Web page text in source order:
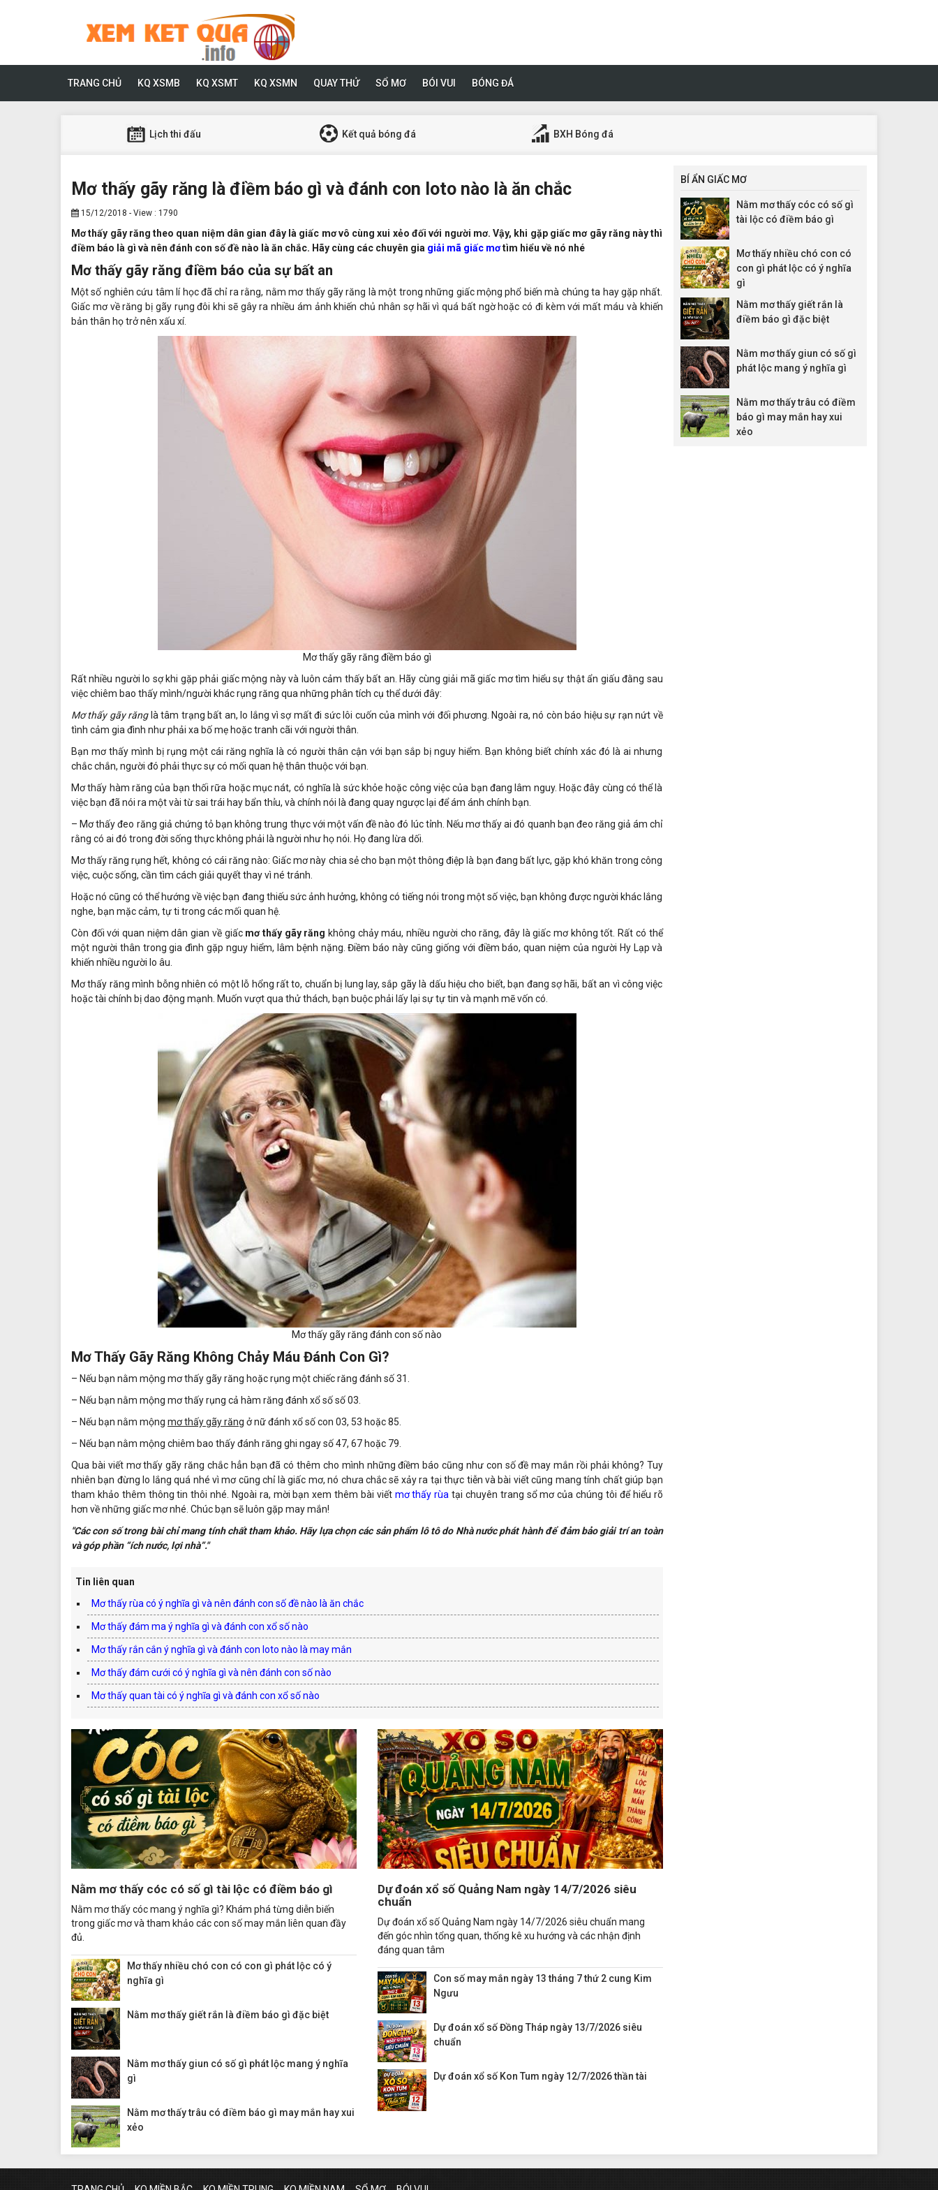
TRANG CHỦ KQ XSMB KQ XSMT KQ XSMN QUAY THỬ SỔ MƠ BÓI VUI BÓNG ĐÁ
Lịch thi đấu Kết quả bóng đá BXH Bóng đá
Mơ thấy gãy răng là điềm báo gì và đánh con loto nào là ăn chắc
15/12/2018 - View : 1790
Mơ thấy gãy răng theo quan niệm dân gian đây là giấc mơ vô cùng xui xẻo đối với người mơ. Vậy, khi gặp giấc mơ gãy răng này thì
điềm báo là gì và nên đánh con số đề nào là ăn chắc. Hãy cùng các chuyên gia giải mã giấc mơtìm hiểu về nó nhé
Mơ thấy gãy răng điềm báo của sự bất an
Một số nghiên cứu tâm lí học đã chỉ ra rằng, nằm mơ thấy gãy răng là một trong những giấc mộng phổ biến mà chúng ta hay gặp nhất.
Giấc mơ về răng bị gãy rụng đôi khi sẽ gây ra nhiều ám ảnh khiến chủ nhân sợ hãi vì quá bất ngờ hoặc có đi kèm với mất máu và khiến
bản thân họ trở nên xấu xí.
Mơ thấy gãy răng điềm báo gì
Rất nhiều người lo sợ khi gặp phải giấc mộng này và luôn cảm thấy bất an. Hãy cùng giải mã giấc mơ tìm hiểu sự thật ẩn giấu đằng sau
việc chiêm bao thấy mình/người khác rụng răng qua những phân tích cụ thể dưới đây:
Mơ thấy gãy rănglà tâm trạng bất an, lo lắng vì sợ mất đi sức lôi cuốn của mình với đối phương. Ngoài ra, nó còn báo hiệu sự rạn nứt về
tình cảm gia đình như phải xa bố mẹ hoặc tranh cãi với người thân.
Bạn mơ thấy mình bị rụng một cái răng nghĩa là có người thân cận với bạn sắp bị nguy hiểm. Bạn không biết chính xác đó là ai nhưng
chắc chắn, người đó phải thực sự có mối quan hệ thân thuộc với bạn.
Mơ thấy hàm răng của bạn thối rữa hoặc mục nát, có nghĩa là sức khỏe hoặc công việc của bạn đang lâm nguy. Hoặc đây cùng có thể là
việc bạn đã nói ra một vài từ sai trái hay bẩn thỉu, và chính nói là đang quay ngược lại để ám ánh chính bạn.
– Mơ thấy đeo răng giả chứng tỏ bạn không trung thực với một vấn đề nào đó lúc tỉnh. Nếu mơ thấy ai đó quanh bạn đeo răng giả ám chỉ
rằng có ai đó trong đời sống thực không phải là người như họ nói. Họ đang lừa dối.
Mơ thấy răng rụng hết, không có cái răng nào: Giấc mơ này chia sẻ cho bạn một thông điệp là bạn đang bất lực, gặp khó khăn trong công
việc, cuộc sống, cần tìm cách giải quyết thay vì né tránh.
Hoặc nó cũng có thể hướng về việc bạn đang thiếu sức ảnh hưởng, không có tiếng nói trong một số việc, bạn không được người khác lắng
nghe, bạn mặc cảm, tự ti trong các mối quan hệ.
Còn đối với quan niệm dân gian về giấc mơ thấy gãy răng không chảy máu, nhiều người cho răng, đây là giấc mơ không tốt. Rất có thể
một người thân trong gia đình gặp nguy hiểm, lâm bệnh nặng. Điềm báo này cũng giống với điềm báo, quan niệm của người Hy Lạp và
khiến nhiều người lo âu.
Mơ thấy răng mình bỗng nhiên có một lỗ hổng rất to, chuẩn bị lung lay, sắp gãy là dấu hiệu cho biết, bạn đang sợ hãi, bất an vì công việc
hoặc tài chính bị dao động mạnh. Muốn vượt qua thử thách, bạn buộc phải lấy lại sự tự tin và mạnh mẽ vốn có.
Mơ thấy gãy răng đánh con số nào
Mơ Thấy Gãy Răng Không Chảy Máu Đánh Con Gì?
– Nếu bạn nằm mộng mơ thấy gãy răng hoặc rụng một chiếc răng đánh số 31.
– Nếu bạn nằm mộng mơ thấy rụng cả hàm răng đánh xổ số số 03.
– Nếu bạn nằm mộng mơ thấy gãy răng ở nữ đánh xổ số con 03, 53 hoặc 85.
– Nếu bạn nằm mộng chiêm bao thấy đánh răng ghi ngay số 47, 67 hoặc 79.
Qua bài viết mơ thấy gãy răng chắc hẳn bạn đã có thêm cho mình những điềm báo cũng như con số đề may mắn rồi phải không? Tuy
nhiên bạn đừng lo lắng quá nhé vì mơ cũng chỉ là giấc mơ, nó chưa chắc sẽ xảy ra tại thực tiễn và bài viết cũng mang tính chất giúp bạn
tham khảo thêm thông tin thôi nhé. Ngoài ra, mời bạn xem thêm bài viết mơ thấy rùa tại chuyên trang sổ mơ của chúng tôi để hiểu rõ
hơn về những giấc mơ nhé. Chúc bạn sẽ luôn gặp may mắn!
"Các con số trong bài chỉ mang tính chất tham khảo. Hãy lựa chọn các sản phẩm lô tô do Nhà nước phát hành để đảm bảo giải trí an toàn
và góp phần “ích nước, lợi nhà”."
Tin liên quan
Mơ thấy rùa có ý nghĩa gì và nên đánh con số đề nào là ăn chắc
Mơ thấy đám ma ý nghĩa gì và đánh con xổ số nào
Mơ thấy rắn cắn ý nghĩa gì và đánh con loto nào là may mắn
Mơ thấy đám cưới có ý nghĩa gì và nên đánh con số nào
Mơ thấy quan tài có ý nghĩa gì và đánh con xổ số nào
Nằm mơ thấy cóc có số gì tài lộc có điềm báo gì
Nằm mơ thấy cóc mang ý nghĩa gì? Khám phá từng diễn biến
trong giấc mơ và tham khảo các con số may mắn liên quan đầy
đủ.
Mơ thấy nhiều chó con có con gì phát lộc có ý
nghĩa gì
Nằm mơ thấy giết rắn là điềm báo gì đặc biệt
Nằm mơ thấy giun có số gì phát lộc mang ý nghĩa
gì
Nằm mơ thấy trâu có điềm báo gì may mắn hay xui
xẻo
Dự đoán xổ số Quảng Nam ngày 14/7/2026 siêu
chuẩn
Dự đoán xổ số Quảng Nam ngày 14/7/2026 siêu chuẩn mang
đến góc nhìn tổng quan, thống kê xu hướng và các nhận định
đáng quan tâm
Con số may mắn ngày 13 tháng 7 thứ 2 cung Kim
Ngưu
Dự đoán xổ số Đồng Tháp ngày 13/7/2026 siêu
chuẩn
Dự đoán xổ số Kon Tum ngày 12/7/2026 thần tài
BÍ ẨN GIẤC MƠ
Nằm mơ thấy cóc có số gì
tài lộc có điềm báo gì
Mơ thấy nhiều chó con có
con gì phát lộc có ý nghĩa
gì
Nằm mơ thấy giết rắn là
điềm báo gì đặc biệt
Nằm mơ thấy giun có số gì
phát lộc mang ý nghĩa gì
Nằm mơ thấy trâu có điềm
báo gì may mắn hay xui
xẻo